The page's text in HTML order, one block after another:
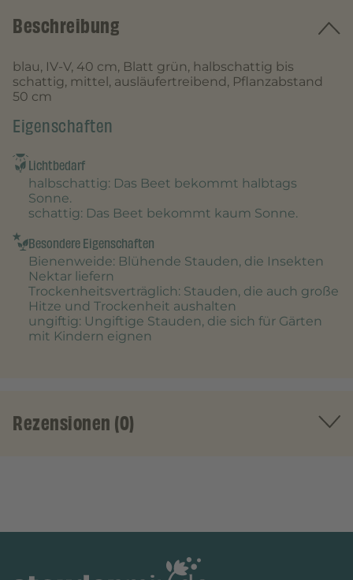
Beschreibung
blau, IV-V, 40 cm, Blatt grün, halbschattig bis
schattig, mittel, ausläufertreibend, Pflanzabstand
50 cm
Eigenschaften
Lichtbedarf
halbschattig: Das Beet bekommt halbtags
Sonne.
schattig: Das Beet bekommt kaum Sonne.
Besondere Eigenschaften
Bienenweide: Blühende Stauden, die Insekten
Nektar liefern
Trockenheitsverträglich: Stauden, die auch große
Hitze und Trockenheit aushalten
ungiftig: Ungiftige Stauden, die sich für Gärten
mit Kindern eignen
Rezensionen (0)